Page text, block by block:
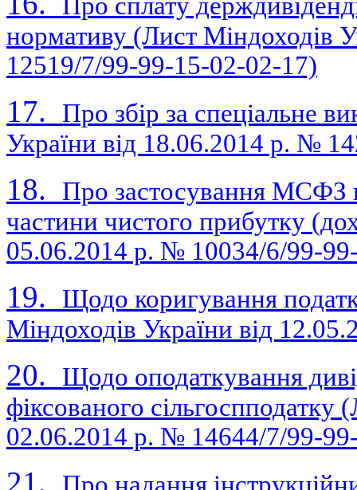
нормативу (Лист Міндоходів
12519/7/99-99-15-02-02-17)
17.
Про збір за спеціальне
України від 18.06.2014 р. №
18.
Про застосування МСФЗ
частини чистого прибутку
05.06.2014 р. № 10034/6/99-
19.
Щодо коригування
Міндоходів України вiд
20.
Щодо оподаткування
фіксованого
02.06.2014 р. № 14644/7/99-
21.